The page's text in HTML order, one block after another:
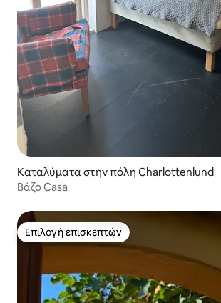
Καταλύματα στην πόλη Charlottenlund
Βάζο Casa
Επιλογή επισκεπτών
Επιλογή επισκεπτών